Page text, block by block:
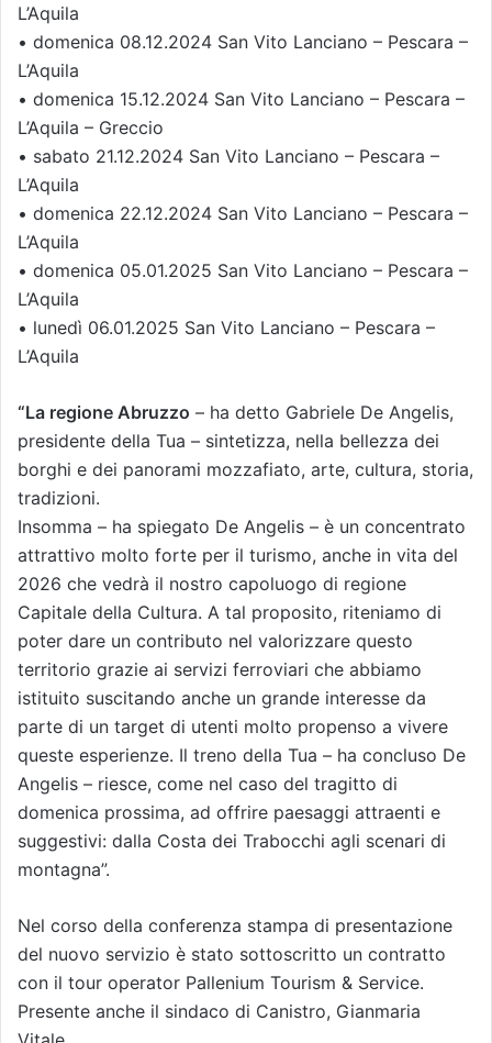
L’Aquila
• domenica 08.12.2024 San Vito Lanciano – Pescara –
L’Aquila
• domenica 15.12.2024 San Vito Lanciano – Pescara –
L’Aquila – Greccio
• sabato 21.12.2024 San Vito Lanciano – Pescara –
L’Aquila
• domenica 22.12.2024 San Vito Lanciano – Pescara –
L’Aquila
• domenica 05.01.2025 San Vito Lanciano – Pescara –
L’Aquila
• lunedì 06.01.2025 San Vito Lanciano – Pescara –
L’Aquila
“La regione Abruzzo – ha detto Gabriele De Angelis,
presidente della Tua – sintetizza, nella bellezza dei
borghi e dei panorami mozzafiato, arte, cultura, storia,
tradizioni.
Insomma – ha spiegato De Angelis – è un concentrato
attrattivo molto forte per il turismo, anche in vita del
2026 che vedrà il nostro capoluogo di regione
Capitale della Cultura. A tal proposito, riteniamo di
poter dare un contributo nel valorizzare questo
territorio grazie ai servizi ferroviari che abbiamo
istituito suscitando anche un grande interesse da
parte di un target di utenti molto propenso a vivere
queste esperienze. Il treno della Tua – ha concluso De
Angelis – riesce, come nel caso del tragitto di
domenica prossima, ad offrire paesaggi attraenti e
suggestivi: dalla Costa dei Trabocchi agli scenari di
montagna”.
Nel corso della conferenza stampa di presentazione
del nuovo servizio è stato sottoscritto un contratto
con il tour operator Pallenium Tourism & Service.
Presente anche il sindaco di Canistro, Gianmaria